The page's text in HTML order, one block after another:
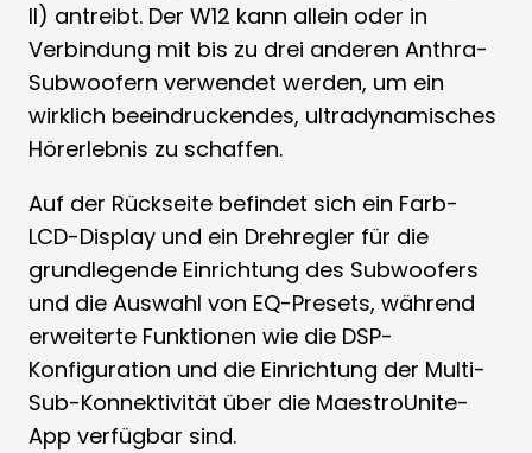
II) antreibt. Der W12 kann allein oder in
Verbindung mit bis zu drei anderen Anthra-
Subwoofern verwendet werden, um ein
wirklich beeindruckendes, ultradynamisches
Hörerlebnis zu schaffen.
Auf der Rückseite befindet sich ein Farb-
LCD-Display und ein Drehregler für die
grundlegende Einrichtung des Subwoofers
und die Auswahl von EQ-Presets, während
erweiterte Funktionen wie die DSP-
Konfiguration und die Einrichtung der Multi-
Sub-Konnektivität über die MaestroUnite-
App verfügbar sind.